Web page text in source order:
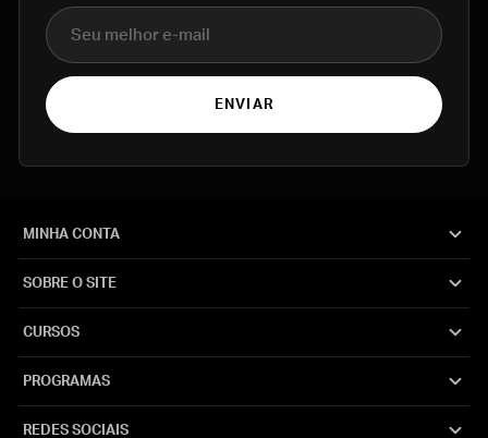
E-mail
ENVIAR
MINHA CONTA
SOBRE O SITE
CURSOS
PROGRAMAS
REDES SOCIAIS